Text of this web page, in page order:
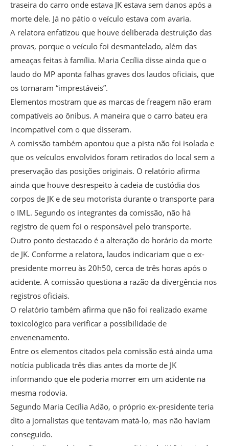
traseira do carro onde estava JK estava sem danos após a
morte dele. Já no pátio o veículo estava com avaria.
A relatora enfatizou que houve deliberada destruição das
provas, porque o veículo foi desmantelado, além das
ameaças feitas à família. Maria Cecília disse ainda que o
laudo do MP aponta falhas graves dos laudos oficiais, que
os tornaram “imprestáveis”.
Elementos mostram que as marcas de freagem não eram
compatíveis ao ônibus. A maneira que o carro bateu era
incompatível com o que disseram.
A comissão também apontou que a pista não foi isolada e
que os veículos envolvidos foram retirados do local sem a
preservação das posições originais. O relatório afirma
ainda que houve desrespeito à cadeia de custódia dos
corpos de JK e de seu motorista durante o transporte para
o IML. Segundo os integrantes da comissão, não há
registro de quem foi o responsável pelo transporte.
Outro ponto destacado é a alteração do horário da morte
de JK. Conforme a relatora, laudos indicariam que o ex-
presidente morreu às 20h50, cerca de três horas após o
acidente. A comissão questiona a razão da divergência nos
registros oficiais.
O relatório também afirma que não foi realizado exame
toxicológico para verificar a possibilidade de
envenenamento.
Entre os elementos citados pela comissão está ainda uma
notícia publicada três dias antes da morte de JK
informando que ele poderia morrer em um acidente na
mesma rodovia.
Segundo Maria Cecília Adão, o próprio ex-presidente teria
dito a jornalistas que tentavam matá-lo, mas não haviam
conseguido.